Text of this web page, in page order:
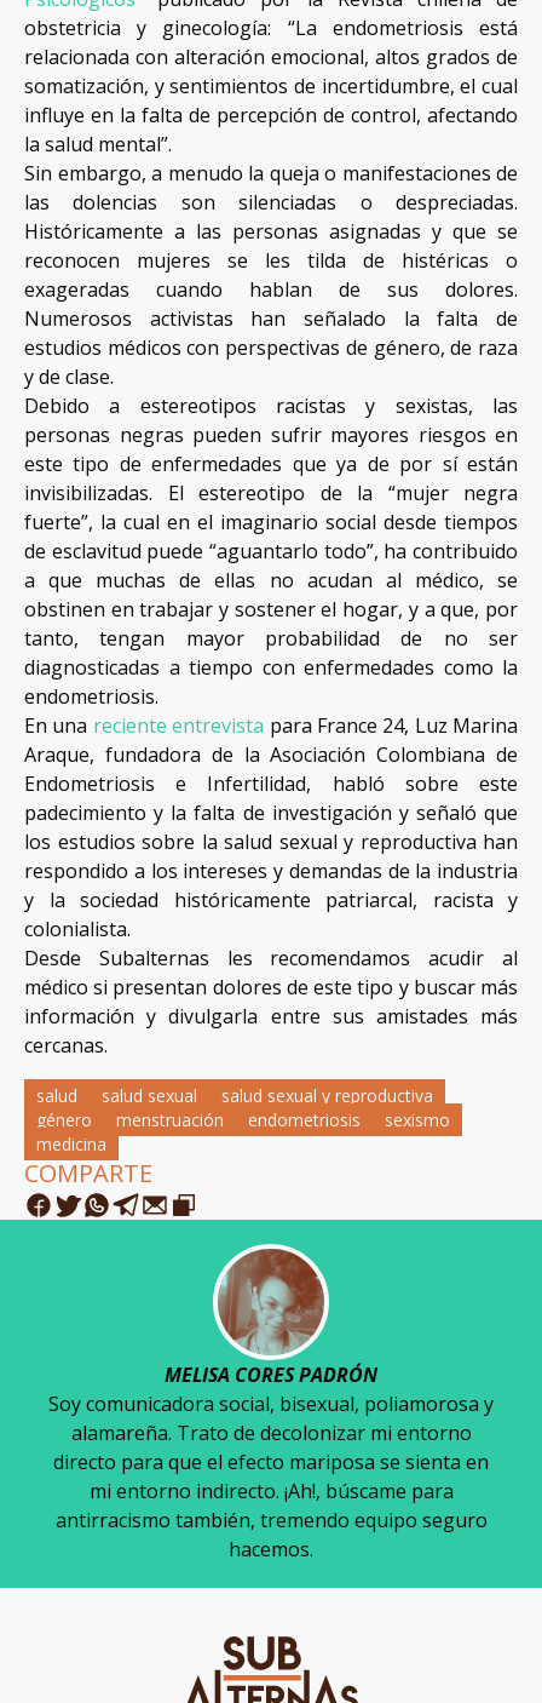
obstetricia y ginecología: “La endometriosis está
relacionada con alteración emocional, altos grados de
somatización, y sentimientos de incertidumbre, el cual
influye en la falta de percepción de control, afectando
la salud mental”.
Sin embargo, a menudo la queja o manifestaciones de
las dolencias son silenciadas o despreciadas.
Históricamente a las personas asignadas y que se
reconocen mujeres se les tilda de histéricas o
exageradas cuando hablan de sus dolores.
Numerosos activistas han señalado la falta de
estudios médicos con perspectivas de género, de raza
y de clase.
Debido a estereotipos racistas y sexistas, las
personas negras pueden sufrir mayores riesgos en
este tipo de enfermedades que ya de por sí están
invisibilizadas. El estereotipo de la “mujer negra
fuerte”, la cual en el imaginario social desde tiempos
de esclavitud puede “aguantarlo todo”, ha contribuido
a que muchas de ellas no acudan al médico, se
obstinen en trabajar y sostener el hogar, y a que, por
tanto, tengan mayor probabilidad de no ser
diagnosticadas a tiempo con enfermedades como la
endometriosis.
En una reciente entrevista para France 24, Luz Marina
Araque, fundadora de la Asociación Colombiana de
Endometriosis e Infertilidad, habló sobre este
padecimiento y la falta de investigación y señaló que
los estudios sobre la salud sexual y reproductiva han
respondido a los intereses y demandas de la industria
y la sociedad históricamente patriarcal, racista y
colonialista.
Desde Subalternas les recomendamos acudir al
médico si presentan dolores de este tipo y buscar más
información y divulgarla entre sus amistades más
cercanas.
salud salud sexual
salud sexual y reproductiva
género
menstruación endometriosis
sexismo
medicina
COMPARTE
MELISA CORES PADRÓN
Soy comunicadora social, bisexual, poliamorosa y
alamareña. Trato de decolonizar mi entorno
directo para que el efecto mariposa se sienta en
mi entorno indirecto. ¡Ah!, búscame para
antirracismo también, tremendo equipo seguro
hacemos.